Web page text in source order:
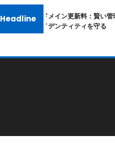
Headline
ムームードメイン更新料：賢い管理で
ラインアイデンティティを守る